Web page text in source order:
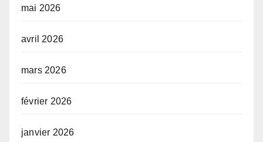
mai 2026
avril 2026
mars 2026
février 2026
janvier 2026